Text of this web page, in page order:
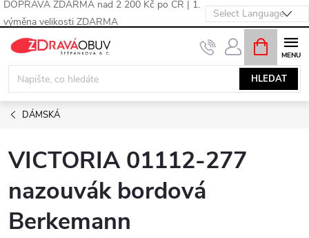
DOPRAVA ZDARMA nad 2 200 Kč po ČR | 1.
výměna velikosti ZDARMA
Přejít
obsah
HLEDAT
NÁKUPNÍ
KOŠÍK
DÁMSKÁ
VICTORIA 01112-277
nazouvák bordová
Berkemann